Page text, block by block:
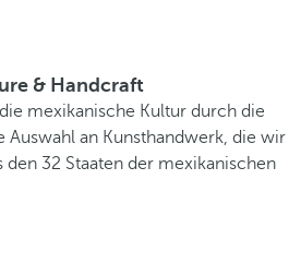
& Handcraft
mexikanische Kultur durch die
Auswahl an Kunsthandwerk, die wir
den 32 Staaten der mexikanischen